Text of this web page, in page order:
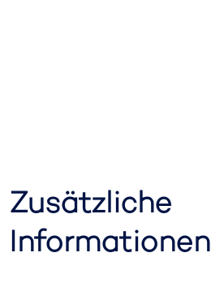
Zusätzliche
Informationen